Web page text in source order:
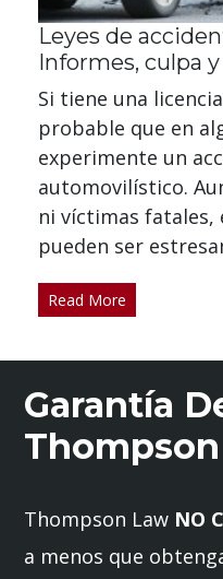
Leyes de
Informes, culpa
Si tiene una
probable que en
experimente un
automovilístico.
ni víctimas fatales,
pueden ser
Read More
Garantía
Thompson Law NO
a menos que